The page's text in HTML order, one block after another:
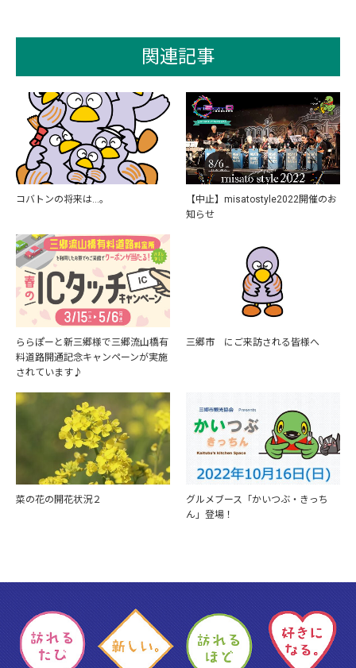
関連記事
コバトンの将来は…。
【中止】misatostyle2022開催のお
知らせ
ららぽーと新三郷様で三郷流山橋有
料道路開通記念キャンペーンが実施
されています♪
三郷市 にご来訪される皆様へ
菜の花の開花状況２
グルメブース「かいつぶ・きっち
ん」登場！